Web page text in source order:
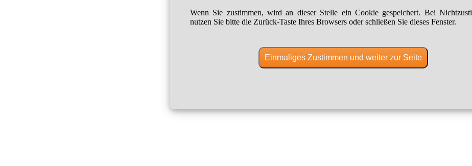
Wenn Sie zustimmen, wird an dieser Stelle ein Cookie gespeichert. Bei
nutzen Sie bitte die Zurück-Taste Ihres Browsers oder schließen Sie dieses Fenster.
Einmaliges Zustimmen und weiter zur Seite